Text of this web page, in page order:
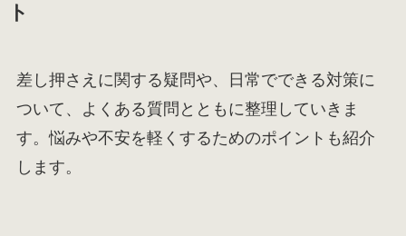
ト
差し押さえに関する疑問や、日常でできる対策に
ついて、よくある質問とともに整理していきま
す。悩みや不安を軽くするためのポイントも紹介
します。